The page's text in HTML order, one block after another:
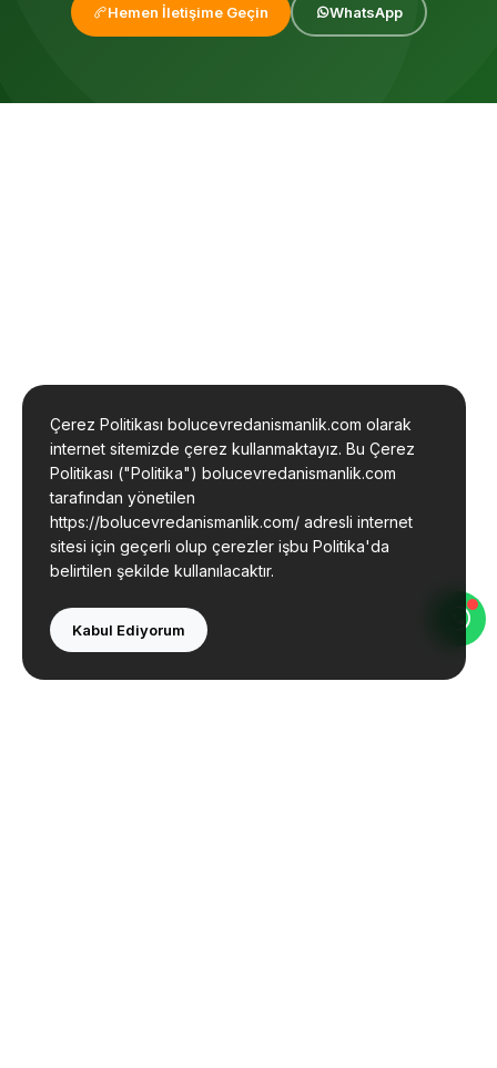
Hemen İletişime Geçin WhatsApp
Çerez Politikası bolucevredanismanlik.com olarak
internet sitemizde çerez kullanmaktayız. Bu Çerez
Politikası ("Politika") bolucevredanismanlik.com
tarafından yönetilen
https://bolucevredanismanlik.com/ adresli internet
sitesi için geçerli olup çerezler işbu Politika'da
belirtilen şekilde kullanılacaktır.
Kabul Ediyorum